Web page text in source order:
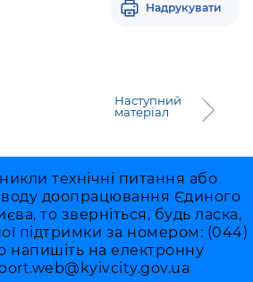
Надрукувати
Наступний
матеріал
технічні питання або
доопрацювання Єдиного
то зверніться, будь ласка,
підтримки за номером: (044)
напишіть на електронну